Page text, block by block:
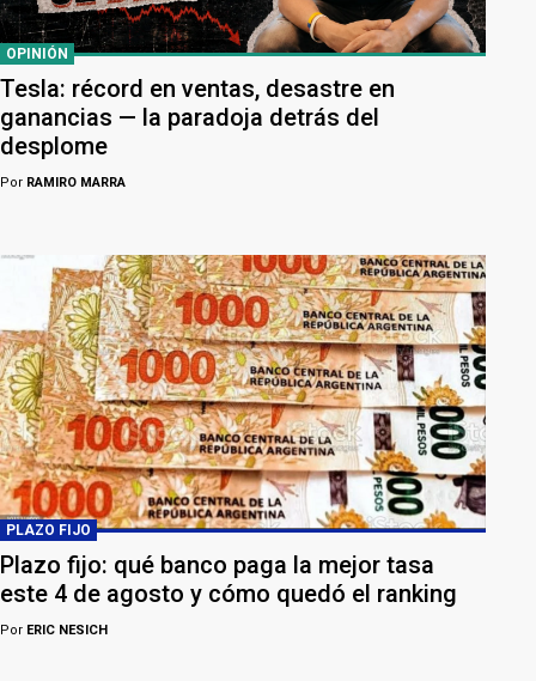
OPINIÓN
Tesla: récord en ventas, desastre en
ganancias — la paradoja detrás del
desplome
Por RAMIRO MARRA
PLAZO FIJO
Plazo fijo: qué banco paga la mejor tasa
este 4 de agosto y cómo quedó el ranking
Por ERIC NESICH